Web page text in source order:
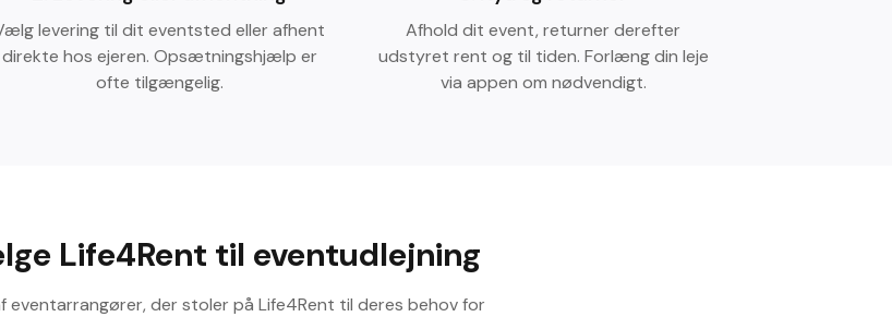
levering til dit eventsted eller afhent
direkte hos ejeren. Opsætningshjælp er
ofte tilgængelig.
Afhold dit event, returner derefter
udstyret rent og til tiden. Forlæng din leje
via appen om nødvendigt.
Life4Rent til eventudlejning
eventarrangører, der stoler på Life4Rent til deres behov for